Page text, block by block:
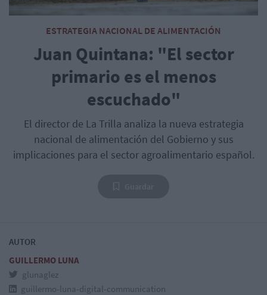
ESTRATEGIA NACIONAL DE ALIMENTACIÓN
Juan Quintana: "El sector
primario es el menos
escuchado"
El director de La Trilla analiza la nueva estrategia
nacional de alimentación del Gobierno y sus
implicaciones para el sector agroalimentario español.
AUTOR
GUILLERMO LUNA
glunaglez
guillermo-luna-digital-communication